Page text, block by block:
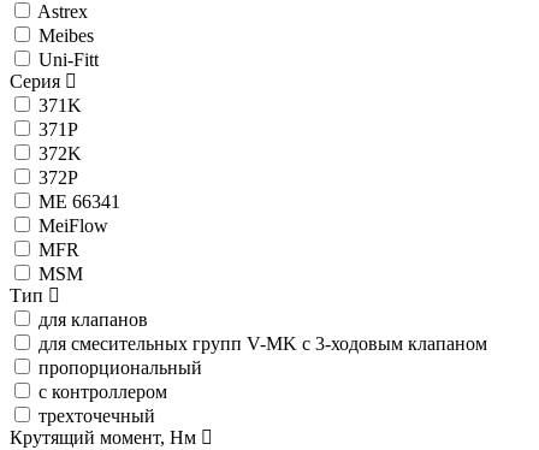
Astrex
Meibes
Uni-Fitt
Серия
371K
371P
372K
372P
ME 66341
MeiFlow
MFR
MSM
Тип
для клапанов
для смесительных групп V-MK с 3-ходовым клапаном
пропорциональный
с контроллером
трехточечный
Крутящий момент, Нм